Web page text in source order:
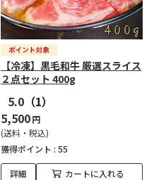
【冷凍】黒毛和牛 厳選スライス
２点セット 400g
5.0 （1）
5,500円
(送料・税込)
獲得ポイント : 55
詳細 カートに入れる